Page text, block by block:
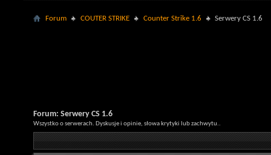
Forum COUTER STRIKE Counter Strike 1.6 Serwery CS 1.6
Forum: Serwery CS 1.6
Wszystko o serwerach. Dyskusje i opinie, słowa krytyki lub zachwytu..